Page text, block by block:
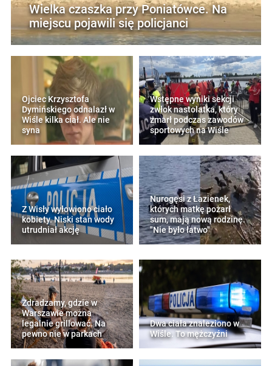
Wielka czaszka przy Poniatówce. Na
miejscu pojawili się policjanci
Ojciec Krzysztofa
Dymińskiego odnalazł w
Wiśle kilka ciał. Ale nie
syna
Wstępne wyniki sekcji
zwłok nastolatka, który
zmarł podczas zawodów
sportowych na Wiśle
Z Wisły wyłowiono ciało
kobiety. Niski stan wody
utrudniał akcję
Nurogęsi z Łazienek,
których matkę pożarł
sum, mają nową rodzinę.
"Nie było łatwo"
Zdradzamy, gdzie w
Warszawie można
legalnie grillować. Na
pewno nie w parkach
Dwa ciała znaleziono w
Wiśle. To mężczyźni